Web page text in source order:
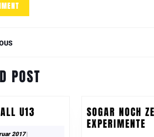
POST
U13
2017|
SOGAR NOCH
EXPERIMENTE